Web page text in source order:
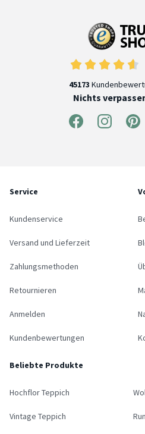
45173
Nichts
Service
Kundenservice
Versand und Lieferzeit
Zahlungsmethoden
Retournieren
Anmelden
Kundenbewertungen
Beliebte Produkte
Hochflor Teppich
Vintage Teppich